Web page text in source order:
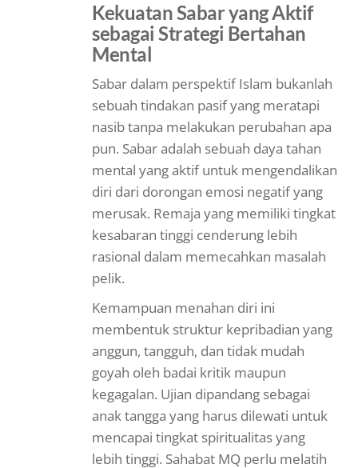
Kekuatan Sabar yang Aktif
sebagai Strategi Bertahan
Mental
Sabar dalam perspektif Islam bukanlah
sebuah tindakan pasif yang meratapi
nasib tanpa melakukan perubahan apa
pun. Sabar adalah sebuah daya tahan
mental yang aktif untuk mengendalikan
diri dari dorongan emosi negatif yang
merusak. Remaja yang memiliki tingkat
kesabaran tinggi cenderung lebih
rasional dalam memecahkan masalah
pelik.
Kemampuan menahan diri ini
membentuk struktur kepribadian yang
anggun, tangguh, dan tidak mudah
goyah oleh badai kritik maupun
kegagalan. Ujian dipandang sebagai
anak tangga yang harus dilewati untuk
mencapai tingkat spiritualitas yang
lebih tinggi. Sahabat MQ perlu melatih